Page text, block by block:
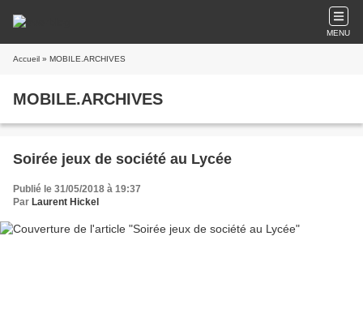
MENU
Accueil » MOBILE.ARCHIVES
MOBILE.ARCHIVES
Soirée jeux de société au Lycée
Publié le 31/05/2018 à 19:37
Par Laurent Hickel